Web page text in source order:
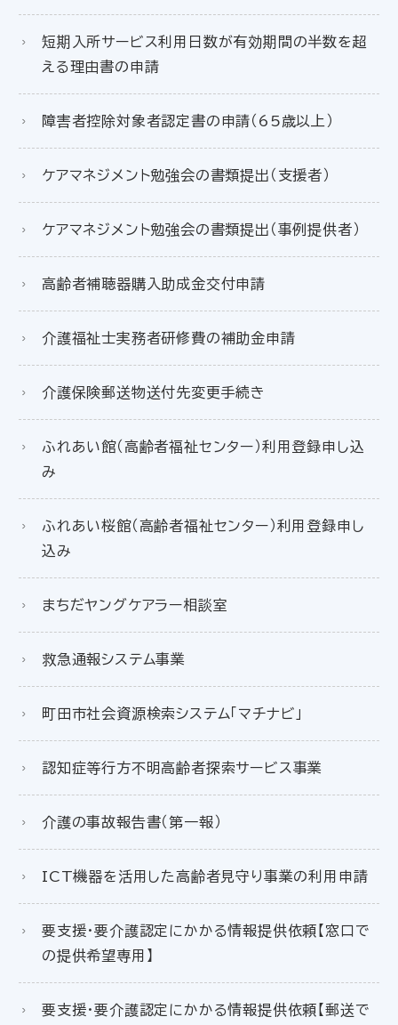
短期入所サービス利用日数が有効期間の半数を超
える理由書の申請
障害者控除対象者認定書の申請（65歳以上）
ケアマネジメント勉強会の書類提出（支援者）
ケアマネジメント勉強会の書類提出（事例提供者）
高齢者補聴器購入助成金交付申請
介護福祉士実務者研修費の補助金申請
介護保険郵送物送付先変更手続き
ふれあい館（高齢者福祉センター）利用登録申し込
み
ふれあい桜館（高齢者福祉センター）利用登録申し
込み
まちだヤングケアラー相談室
救急通報システム事業
町田市社会資源検索システム「マチナビ」
認知症等行方不明高齢者探索サービス事業
介護の事故報告書（第一報）
ICT機器を活用した高齢者見守り事業の利用申請
要支援・要介護認定にかかる情報提供依頼【窓口で
の提供希望専用】
要支援・要介護認定にかかる情報提供依頼【郵送で